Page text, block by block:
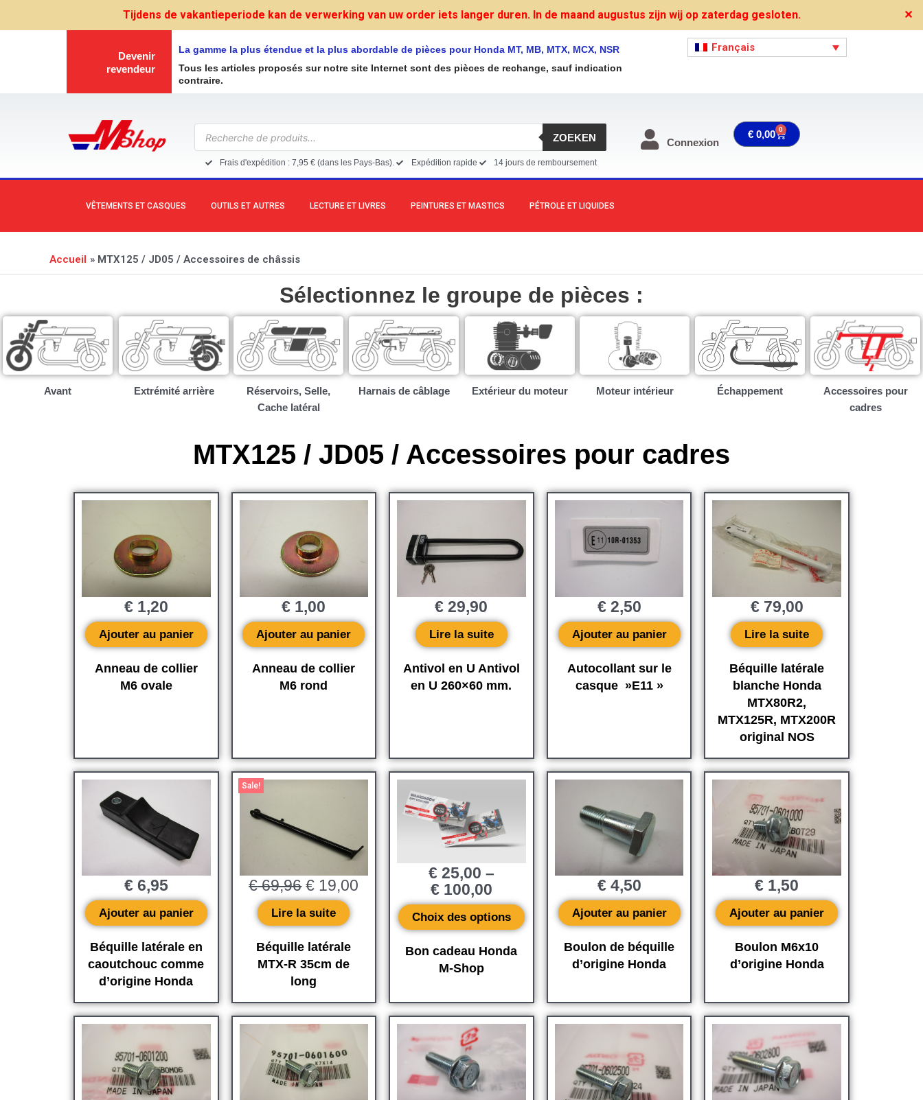
Tijdens de vakantieperiode kan de verwerking van uw order iets langer duren. In de maand augustus zijn wij op zaterdag gesloten. ✕
Devenir
revendeur
La gamme la plus étendue et la plus abordable de pièces pour Honda MT, MB, MTX, MCX, NSR
Tous les articles proposés sur notre site Internet sont des pièces de rechange, sauf indication
contraire.
Français
Recherche
de
produits
ZOEKEN
Frais d'expédition : 7,95 € (dans les Pays-Bas). Expédition rapide 14 jours de remboursement
Connexion
€ 0,00 0 Panier
VÊTEMENTS ET CASQUES OUTILS ET AUTRES LECTURE ET LIVRES PEINTURES ET MASTICS PÉTROLE ET LIQUIDES
Accueil MTX125 / JD05 / Accessoires de châssis
Sélectionnez le groupe de pièces :
Avant Extrémité arrière
Réservoirs, Selle,
Cache latéral
Harnais de câblage Extérieur du moteur Moteur intérieur​ Échappement
Accessoires pour
cadres
MTX125 / JD05 / Accessoires pour cadres
Anneau de collier
M6 ovale
€1,20
Ajouter au panier
Anneau de collier
M6 rond
€ 1,00
Ajouter au panier
Antivol en U Antivol
en U 260×60 mm.
€ 29,90
Lire la suite
Autocollant sur le
casque »E11 »
€2,50
Ajouter au panier
Béquille latérale
blanche Honda
MTX80R2,
MTX125R, MTX200R
original NOS
€79,00
Lire la suite
Béquille latérale en
caoutchouc comme
d’origine Honda
€6,95
Ajouter au panier
Sale!
Béquille latérale
MTX-R 35cm de
long
€69,96
Le
€ 69,96.
€ 19,00
Le
Lire la suite
Bon cadeau Honda
M-Shop
€25,00 –
€100,00
Choix des options
Boulon de béquille
d’origine Honda
€4,50
Ajouter au panier
Boulon M6x10
d’origine Honda
€ 1,50
Ajouter au panier